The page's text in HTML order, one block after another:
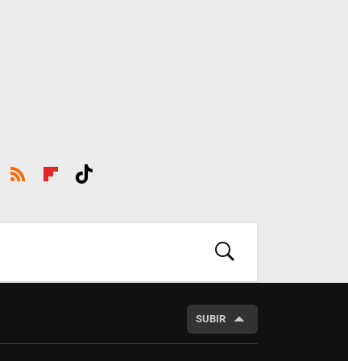
boar
ok
BUSCAR
SUBIR